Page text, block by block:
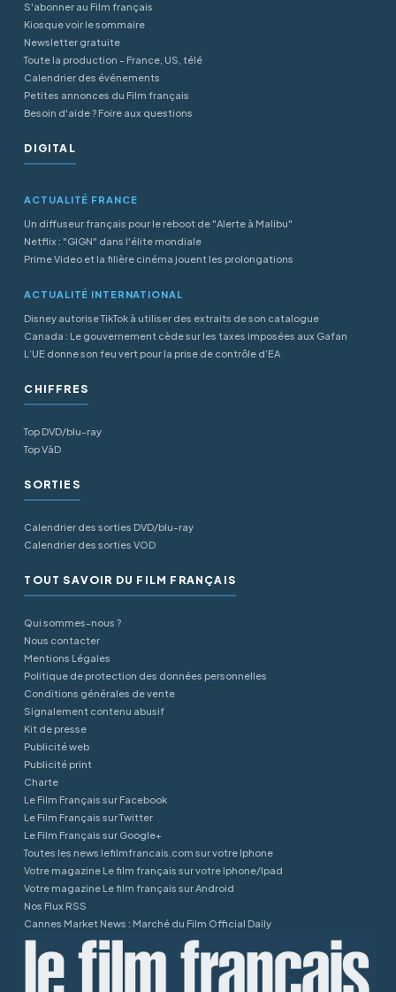
S'abonner au Film français
Kiosque voir le sommaire
Newsletter gratuite
Toute la production - France, US, télé
Calendrier des événements
Petites annonces du Film français
Besoin d'aide ? Foire aux questions
DIGITAL
ACTUALITÉ FRANCE
Un diffuseur français pour le reboot de "Alerte à Malibu"
Netflix : "GIGN" dans l'élite mondiale
Prime Video et la filière cinéma jouent les prolongations
ACTUALITÉ INTERNATIONAL
Disney autorise TikTok à utiliser des extraits de son catalogue
Canada : Le gouvernement cède sur les taxes imposées aux Gafan
L’UE donne son feu vert pour la prise de contrôle d’EA
CHIFFRES
Top DVD/blu-ray
Top VàD
SORTIES
Calendrier des sorties DVD/blu-ray
Calendrier des sorties VOD
TOUT SAVOIR DU FILM FRANÇAIS
Qui sommes-nous ?
Nous contacter
Mentions Légales
Politique de protection des données personnelles
Conditions générales de vente
Signalement contenu abusif
Kit de presse
Publicité web
Publicité print
Charte
Le Film Français sur Facebook
Le Film Français sur Twitter
Le Film Français sur Google+
Toutes les news lefilmfrancais.com sur votre Iphone
Votre magazine Le film français sur votre Iphone/Ipad
Votre magazine Le film français sur Android
Nos Flux RSS
Cannes Market News : Marché du Film Official Daily